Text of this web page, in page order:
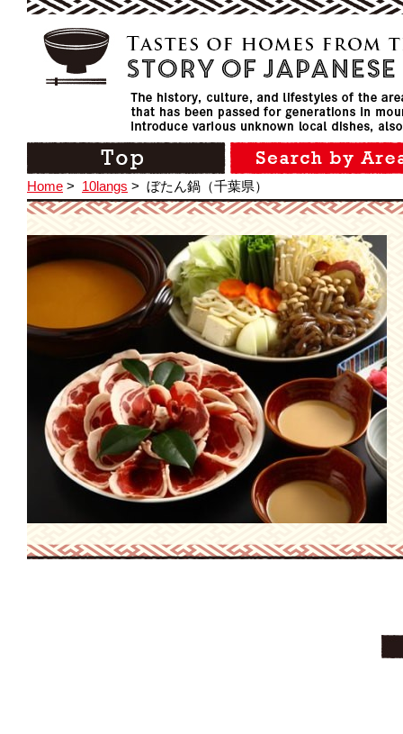
Home > 10langs > ぼたん鍋（千葉県）